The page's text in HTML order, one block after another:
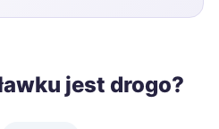
jest drogo?